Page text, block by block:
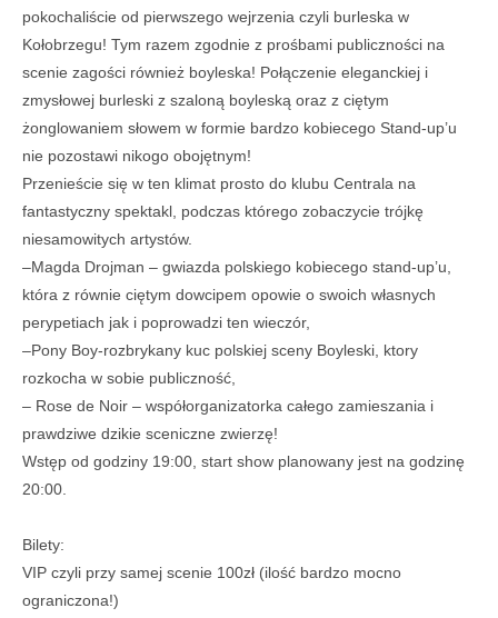
pokochaliście od pierwszego wejrzenia czyli burleska w
Kołobrzegu! Tym razem zgodnie z prośbami publiczności na
scenie zagości również boyleska! Połączenie eleganckiej i
zmysłowej burleski z szaloną boyleską oraz z ciętym
żonglowaniem słowem w formie bardzo kobiecego Stand-up’u
nie pozostawi nikogo obojętnym!
Przenieście się w ten klimat prosto do klubu Centrala na
fantastyczny spektakl, podczas którego zobaczycie trójkę
niesamowitych artystów.
–Magda Drojman – gwiazda polskiego kobiecego stand-up’u,
która z równie ciętym dowcipem opowie o swoich własnych
perypetiach jak i poprowadzi ten wieczór,
–Pony Boy-rozbrykany kuc polskiej sceny Boyleski, ktory
rozkocha w sobie publiczność,
– Rose de Noir – współorganizatorka całego zamieszania i
prawdziwe dzikie sceniczne zwierzę!
Wstęp od godziny 19:00, start show planowany jest na godzinę
20:00.
Bilety:
VIP czyli przy samej scenie 100zł (ilość bardzo mocno
ograniczona!)